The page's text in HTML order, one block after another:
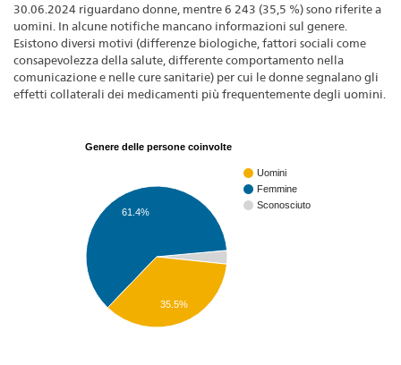
30.06.2024 riguardano donne, mentre 6 243 (35,5 %) sono riferite a
uomini. In alcune notifiche mancano informazioni sul genere.
Esistono diversi motivi (differenze biologiche, fattori sociali come
consapevolezza della salute, differente comportamento nella
comunicazione e nelle cure sanitarie) per cui le donne segnalano gli
effetti collaterali dei medicamenti più frequentemente degli uomini.
Genere delle persone coinvolte
Uomini
Femmine
Sconosciuto
61.4%
35.5%